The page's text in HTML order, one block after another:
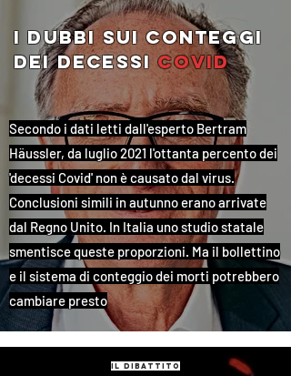
i dubbi sui conteggi
dei decessicovid
Secondo i dati letti dall'esperto Bertram
Häussler, da luglio 2021 l'ottanta percento dei
'decessi Covid' non è causato dal virus.
Conclusioni simili in autunno erano arrivate
dal Regno Unito. In Italia uno studio statale
smentisce queste proporzioni. Ma il bollettino
e il sistema di conteggio dei morti potrebbero
cambiare presto
il dibattito